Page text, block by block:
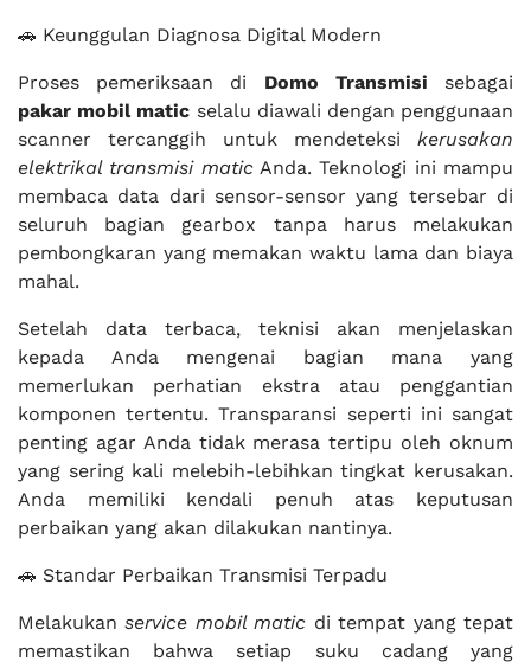
🚗 Keunggulan Diagnosa Digital Modern
Proses pemeriksaan di Domo Transmisi sebagai
pakar mobil matic selalu diawali dengan penggunaan
scanner tercanggih untuk mendeteksi kerusakan
elektrikal transmisi maticAnda. Teknologi ini mampu
membaca data dari sensor-sensor yang tersebar di
seluruh bagian gearbox tanpa harus melakukan
pembongkaran yang memakan waktu lama dan biaya
mahal.
Setelah data terbaca, teknisi akan menjelaskan
kepada Anda mengenai bagian mana yang
memerlukan perhatian ekstra atau penggantian
komponen tertentu. Transparansi seperti ini sangat
penting agar Anda tidak merasa tertipu oleh oknum
yang sering kali melebih-lebihkan tingkat kerusakan.
Anda memiliki kendali penuh atas keputusan
perbaikan yang akan dilakukan nantinya.
🚗 Standar Perbaikan Transmisi Terpadu
Melakukanservice mobil matic di tempat yang tepat
memastikan bahwa setiap suku cadang yang